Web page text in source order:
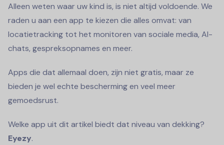
Alleen weten waar uw kind is, is niet altijd voldoende. We
raden u aan een app te kiezen die alles omvat: van
locatietracking tot het monitoren van sociale media, AI-
chats, gespreksopnames en meer.
Apps die dat allemaal doen, zijn niet gratis, maar ze
bieden je wel echte bescherming en veel meer
gemoedsrust.
Welke app uit dit artikel biedt dat niveau van dekking?
Eyezy.